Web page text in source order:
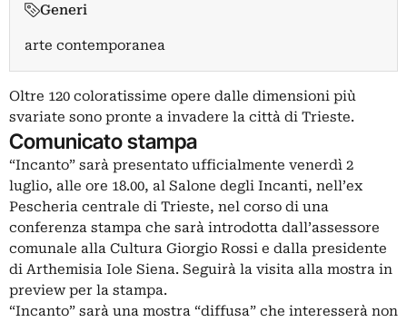
Generi
arte contemporanea
Oltre 120 coloratissime opere dalle dimensioni più
svariate sono pronte a invadere la città di Trieste.
Comunicato stampa
“Incanto” sarà presentato ufficialmente venerdì 2
luglio, alle ore 18.00, al Salone degli Incanti, nell’ex
Pescheria centrale di Trieste, nel corso di una
conferenza stampa che sarà introdotta dall’assessore
comunale alla Cultura Giorgio Rossi e dalla presidente
di Arthemisia Iole Siena. Seguirà la visita alla mostra in
preview per la stampa.
“Incanto” sarà una mostra “diffusa” che interesserà non